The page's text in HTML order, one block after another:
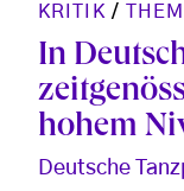
KRITIK /
In
hohem
Deutsche